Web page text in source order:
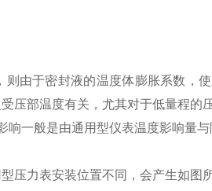
由于密封液的温度体膨胀系数，
压部温度有关，尤其对于低量程的
一般是由通用型仪表温度影响量与
压力表安装位置不同，会产生如图